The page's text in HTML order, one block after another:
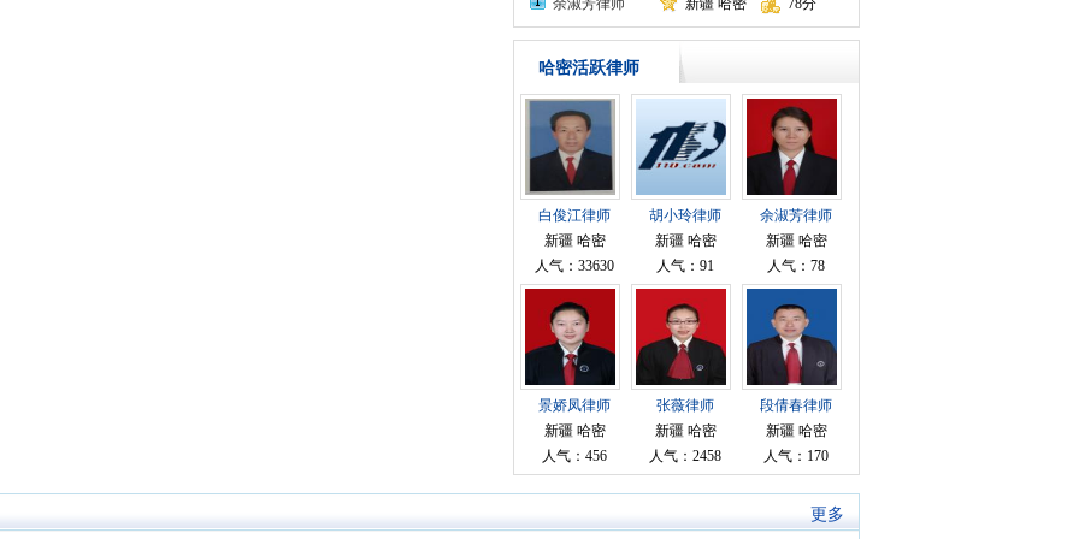
余淑芳律师 新疆 哈密 78分
哈密活跃律师
白俊江律师
新疆 哈密
人气：33630
胡小玲律师
新疆 哈密
人气：91
余淑芳律师
新疆 哈密
人气：78
景娇凤律师
新疆 哈密
人气：456
张薇律师
新疆 哈密
人气：2458
段倩春律师
新疆 哈密
人气：170
更多